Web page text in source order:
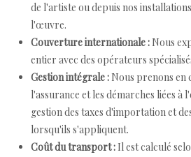
de l'artiste ou depuis nos
l'œuvre.
Couverture internationale : Nous
entier avec des opérateurs
Gestion intégrale : Nous prenons
l'assurance et les démarches liées
gestion des taxes d'importation et
lorsqu'ils s'appliquent.
Coût du transport : Il est calculé